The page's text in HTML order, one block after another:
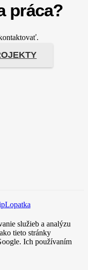
práca?
služieb a analýzu
tieto stránky
Ich používaním